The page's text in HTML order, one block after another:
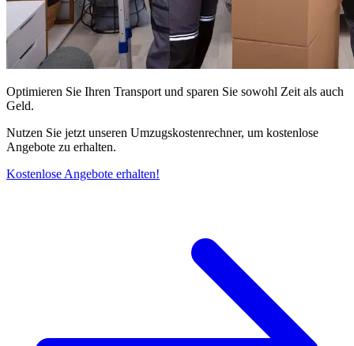
Optimieren Sie Ihren Transport und sparen Sie sowohl Zeit als auch
Geld.
Nutzen Sie jetzt unseren Umzugskostenrechner, um kostenlose
Angebote zu erhalten.
Kostenlose Angebote erhalten!